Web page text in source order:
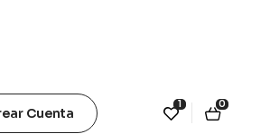
Cuenta
1 0